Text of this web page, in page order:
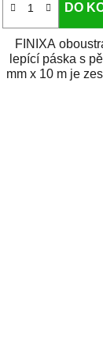
DO
FINIXA
lepící páska s
mm x 10 m je